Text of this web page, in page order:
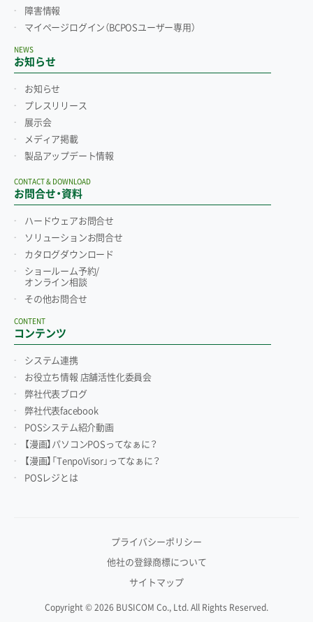
障害情報
マイページログイン （BCPOSユーザー専用）
お知らせ
NEWS
お知らせ
プレスリリース
展示会
メディア掲載
製品アップデート情報
お問合せ・資料
CONTACT & DOWNLOAD
ハードウェアお問合せ
ソリューションお問合せ
カタログダウンロード
ショールーム予約/
オンライン相談
その他お問合せ
コンテンツ
CONTENT
システム連携
お役立ち情報 店舗活性化委員会
弊社代表ブログ
弊社代表facebook
POSシステム紹介動画
【漫画】パソコンPOSってなぁに？
【漫画】「TenpoVisor」ってなぁに？
POSレジとは
プライバシーポリシー
他社の登録商標について
サイトマップ
Copyright © 2026 BUSICOM Co., Ltd. All Rights Reserved.